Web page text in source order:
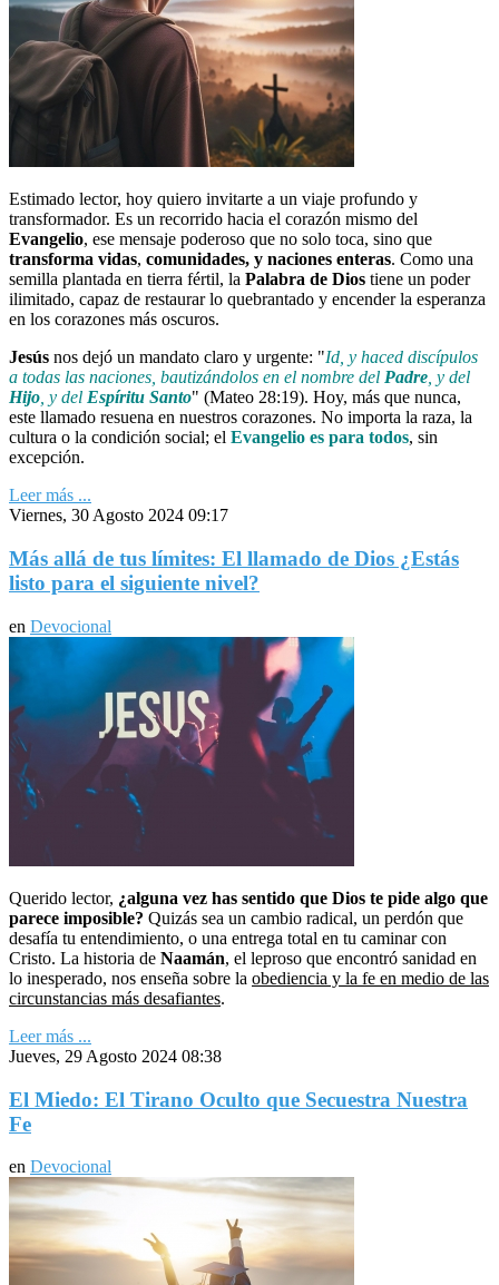
Estimado lector, hoy quiero invitarte a un viaje profundo y
transformador. Es un recorrido hacia el corazón mismo del
Evangelio, ese mensaje poderoso que no solo toca, sino que
transforma vidas, comunidades, y naciones enteras. Como una
semilla plantada en tierra fértil, la Palabra de Dios tiene un poder
ilimitado, capaz de restaurar lo quebrantado y encender la esperanza
en los corazones más oscuros.
Jesús nos dejó un mandato claro y urgente: "Id, y haced discípulos
a todas las naciones, bautizándolos en el nombre del Padre , y del
Hijo , y del Espíritu Santo" (Mateo 28:19). Hoy, más que nunca,
este llamado resuena en nuestros corazones. No importa la raza, la
cultura o la condición social; el Evangelio es para todos, sin
excepción.
Leer más ...
Viernes, 30 Agosto 2024 09:17
Más allá de tus límites: El llamado de Dios ¿Estás
listo para el siguiente nivel?
en Devocional
Querido lector, ¿alguna vez has sentido que Dios te pide algo que
parece imposible? Quizás sea un cambio radical, un perdón que
desafía tu entendimiento, o una entrega total en tu caminar con
Cristo. La historia de Naamán, el leproso que encontró sanidad en
lo inesperado, nos enseña sobre la obediencia y la fe en medio de las
circunstancias más desafiantes.
Leer más ...
Jueves, 29 Agosto 2024 08:38
El Miedo: El Tirano Oculto que Secuestra Nuestra
Fe
en Devocional